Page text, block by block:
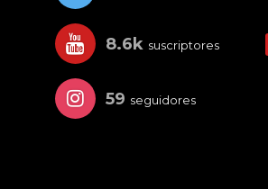
8.6k suscriptores
59 seguidores